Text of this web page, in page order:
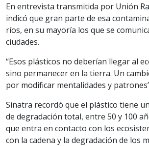
En entrevista transmitida por Unión
indicó que gran parte de esa
ríos, en su mayoría los que se
ciudades.
“Esos plásticos no deberían llegar al
sino permanecer en la tierra. Un
por modificar mentalidades y
Sinatra recordó que el plástico tiene
de degradación total, entre 50 y 100
que entra en contacto con los
con la cadena y la degradación de los